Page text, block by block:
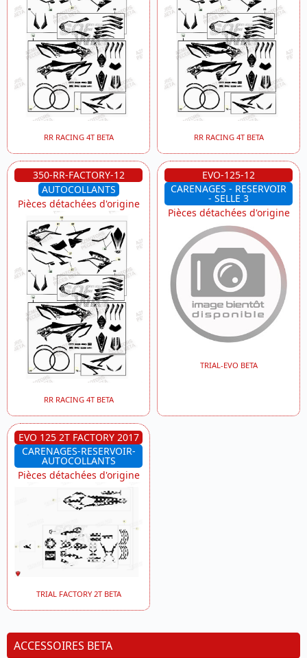
RR RACING 4T BETA RR RACING 4T BETA
350-RR-FACTORY-12
AUTOCOLLANTS
Pièces détachées d'origine
RR RACING 4T BETA
EVO-125-12
CARENAGES - RESERVOIR
- SELLE 3
Pièces détachées d'origine
TRIAL-EVO BETA
EVO 125 2T FACTORY 2017
CARENAGES-RESERVOIR-
AUTOCOLLANTS
Pièces détachées d'origine
TRIAL FACTORY 2T BETA
ACCESSOIRES BETA